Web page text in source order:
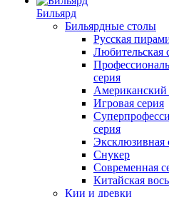
Бильярд
Бильярдные столы
Русская
Любительская
серия
Американский
Игровая серия
серия
Эксклюзивная
Снукер
Современная
Китайская
Кии и древки